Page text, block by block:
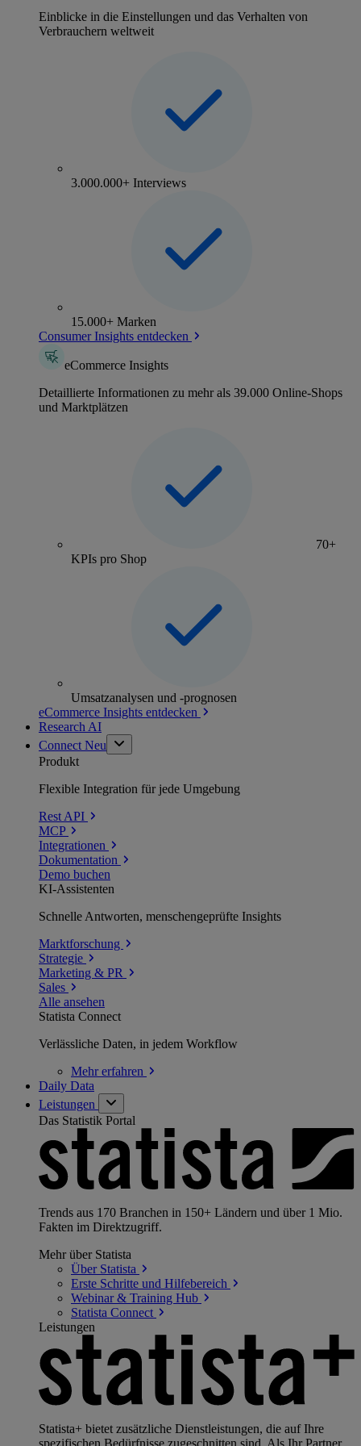
Einblicke in die Einstellungen und das Verhalten von
Verbrauchern weltweit
3.000.000+ Interviews
15.000+ Marken
Consumer Insights entdecken
eCommerce Insights
Detaillierte Informationen zu mehr als 39.000 Online-Shops
und Marktplätzen
70+
KPIs pro Shop
Umsatzanalysen und -prognosen
eCommerce Insights entdecken
Research AI
Connect Neu
Produkt
Flexible Integration für jede Umgebung
Rest API
MCP
Integrationen
Dokumentation
Demo buchen
KI-Assistenten
Schnelle Antworten, menschengeprüfte Insights
Marktforschung
Strategie
Marketing & PR
Sales
Alle ansehen
Statista Connect
Verlässliche Daten, in jedem Workflow
Mehrerfahren
Daily Data
Leistungen
Das Statistik Portal
Trends aus 170 Branchen in 150+ Ländern und über 1 Mio.
Fakten im Direktzugriff.
Mehr über Statista
Über Statista
Erste Schritte und Hilfebereich
Webinar & Training Hub
Statista Connect
Leistungen
Statista+ bietet zusätzliche Dienstleistungen, die auf Ihre
spezifischen Bedürfnisse zugeschnitten sind. Als Ihr Partner